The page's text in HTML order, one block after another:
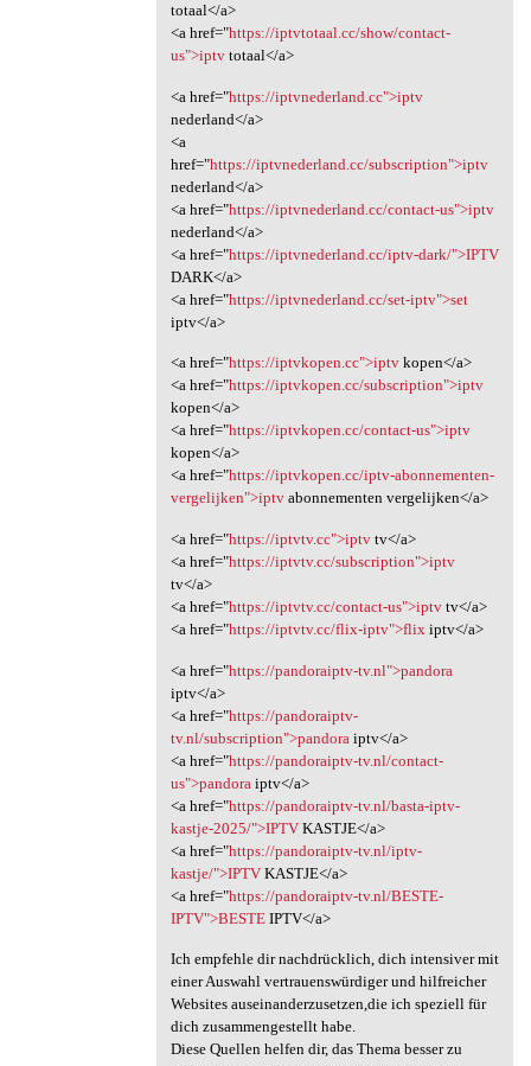
totaal</a>
<a href="https://iptvtotaal.cc/show/contact-
us">iptvtotaal</a>
<a href="https://iptvnederland.cc">iptv
nederland</a>
<a
href="https://iptvnederland.cc/subscription">iptv
nederland</a>
<a href="https://iptvnederland.cc/contact-us">iptv
nederland</a>
<a href="https://iptvnederland.cc/iptv-dark/">IPTV
DARK</a>
<a href="https://iptvnederland.cc/set-iptv">set
iptv</a>
<a href="https://iptvkopen.cc">iptvkopen</a>
<a href="https://iptvkopen.cc/subscription">iptv
kopen</a>
<a href="https://iptvkopen.cc/contact-us">iptv
kopen</a>
<a href="https://iptvkopen.cc/iptv-abonnementen-
vergelijken">iptvabonnementen vergelijken</a>
<a href="https://iptvtv.cc">iptvtv</a>
<a href="https://iptvtv.cc/subscription">iptv
tv</a>
<a href="https://iptvtv.cc/contact-us">iptvtv</a>
<a href="https://iptvtv.cc/flix-iptv">flix iptv</a>
<a href="https://pandoraiptv-tv.nl">pandora
iptv</a>
<a href="https://pandoraiptv-
tv.nl/subscription">pandora iptv</a>
<a href="https://pandoraiptv-tv.nl/contact-
us">pandora iptv</a>
<a href="https://pandoraiptv-tv.nl/basta-iptv-
kastje-2025/">IPTVKASTJE</a>
<a href="https://pandoraiptv-tv.nl/iptv-
kastje/">IPTVKASTJE</a>
<a href="https://pandoraiptv-tv.nl/BESTE-
IPTV">BESTEIPTV</a>
Ich empfehle dir nachdrücklich, dich intensiver mit
einer Auswahl vertrauenswürdiger und hilfreicher
Websites auseinanderzusetzen,die ich speziell für
dich zusammengestellt habe.
Diese Quellen helfen dir, das Thema besser zu